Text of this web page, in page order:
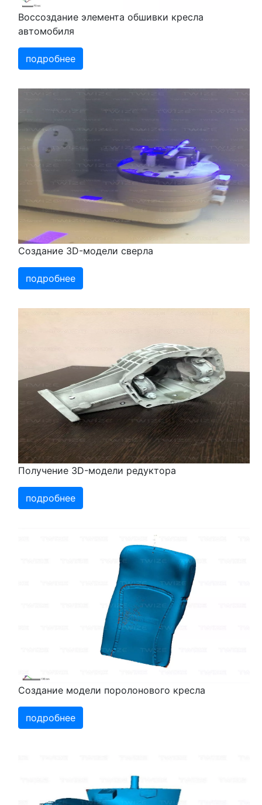
Воссоздание элемента обшивки кресла
автомобиля
подробнее
Создание 3D-модели сверла
подробнее
Получение 3D-модели редуктора
подробнее
Создание модели поролонового кресла
подробнее